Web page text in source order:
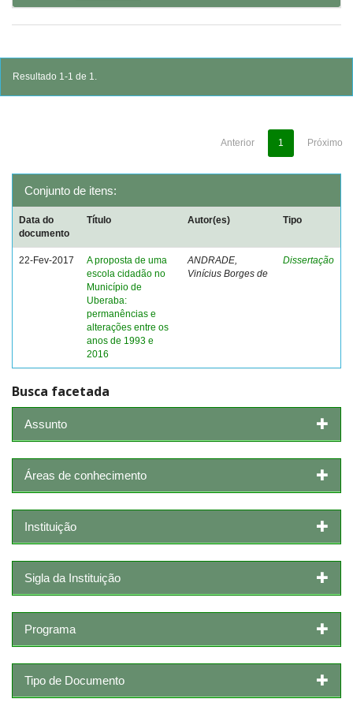
Resultado 1-1 de 1.
Anterior 1 Próximo
Conjunto de itens:
Data do
documento
Título Autor(es) Tipo
22-Fev-2017
A proposta de uma
escola cidadão no
Município de
Uberaba:
permanências e
alterações entre os
anos de 1993 e
2016
ANDRADE,
Vinícius Borges de
Dissertação
Busca facetada
Assunto
Áreas de conhecimento
Instituição
Sigla da Instituição
Programa
Tipo de Documento